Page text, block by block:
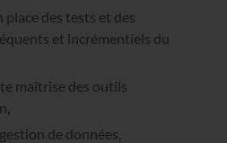
place des tests et des
et incrémentiels du
maîtrise des outils
de données,